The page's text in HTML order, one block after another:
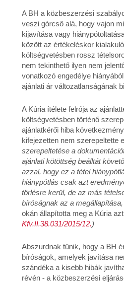
A BH a közbeszerzési
veszi górcső alá, hogy vajon
kijavítása vagy
között az értékeléskor
költségvetésben rossz
nem tekinthető ilyen nem
vonatkozó engedélye
ajánlati ár változatlanságának
A Kúria ítélete felrója az
költségvetésben történő
ajánlatkérői hiba
kifejezetten nem szerepeltette
szerepeltetése a
ajánlati kötöttség beálltát
azzal, hogy ez a tétel
hiánypótlás csak azt
törlésre kerül, de az más
bíróságnak az a
okán állapította meg a Kúria
Kfv.II.38.031/2015/12.)
Abszurdnak tűnik, hogy a BH
bíróságok, amelyek javítása
szándéka a kisebb hibák
révén - a közbeszerzési